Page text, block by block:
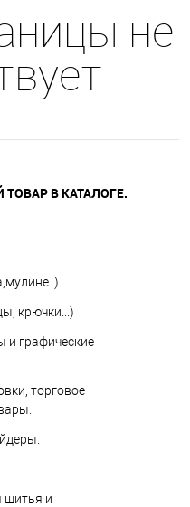
не
В КАТАЛОГЕ.
крючки...)
и графические
торговое
шитья и